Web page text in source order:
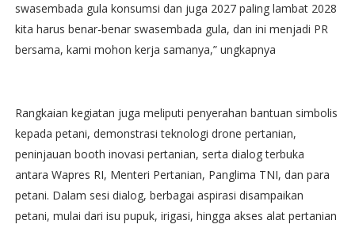
swasembada gula konsumsi dan juga 2027 paling lambat 2028
kita harus benar-benar swasembada gula, dan ini menjadi PR
bersama, kami mohon kerja samanya,” ungkapnya
Rangkaian kegiatan juga meliputi penyerahan bantuan simbolis
kepada petani, demonstrasi teknologi drone pertanian,
peninjauan booth inovasi pertanian, serta dialog terbuka
antara Wapres RI, Menteri Pertanian, Panglima TNI, dan para
petani. Dalam sesi dialog, berbagai aspirasi disampaikan
petani, mulai dari isu pupuk, irigasi, hingga akses alat pertanian